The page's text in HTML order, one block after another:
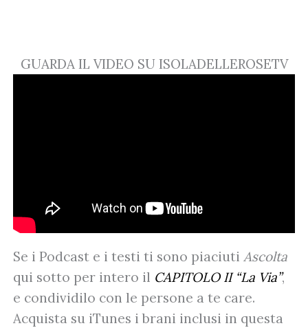
GUARDA IL VIDEO SU ISOLADELLEROSETV
Se i Podcast e i testi ti sono piaciuti Ascolta
qui sotto per intero il CAPITOLO II “La Via”,
e condividilo con le persone a te care.
Acquista su iTunes i brani inclusi in questa